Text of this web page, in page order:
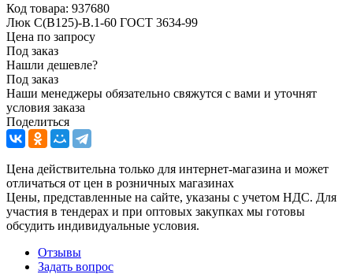
Код товара: 937680
Люк С(В125)-В.1-60 ГОСТ 3634-99
Цена по запросу
Под заказ
Нашли дешевле?
Под заказ
Наши менеджеры обязательно свяжутся с вами и уточнят
условия заказа
Поделиться
Цена действительна только для интернет-магазина и может
отличаться от цен в розничных магазинах
Цены, представленные на сайте, указаны с учетом НДС. Для
участия в тендерах и при оптовых закупках мы готовы
обсудить индивидуальные условия.
Отзывы
Задать вопрос